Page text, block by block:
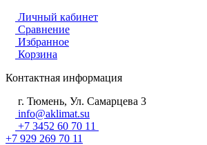
Личный кабинет
Сравнение
Избранное
Корзина
Контактная информация
г. Тюмень, Ул. Самарцева 3
info@aklimat.su
+7 3452 60 70 11
+7 929 269 70 11